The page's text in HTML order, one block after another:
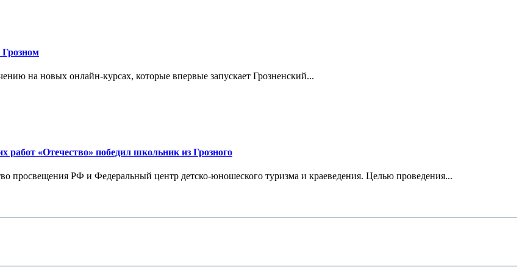
на новых онлайн-курсах, которые впервые запускает Грозненский...
работ «Отечество» победил школьник из Грозного
просвещения РФ и Федеральный центр детско-юношеского туризма и краеведения. Целью проведения...